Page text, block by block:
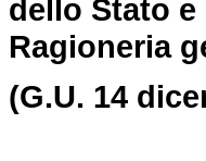
dello Stato
Ragioneria
(G.U. 14